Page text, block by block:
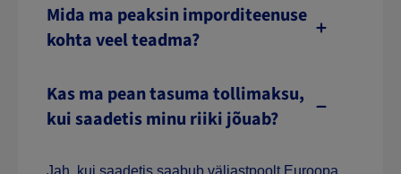
Mida ma peaksin imporditeenuse
kohta veel teadma?
Kas ma pean tasuma tollimaksu,
kui saadetis minu riiki jõuab?
Jah, kui saadetis saabub väljastpoolt Euroopa